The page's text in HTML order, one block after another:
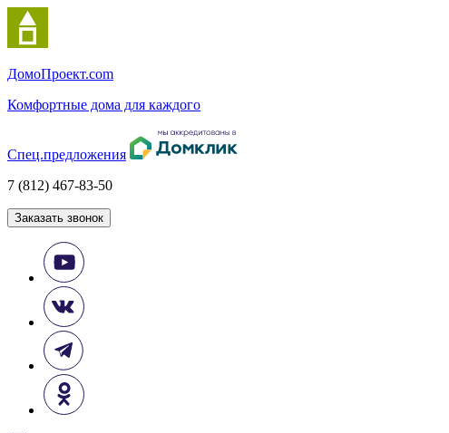
ДомоПроект.com
Комфортные дома для каждого
Спец.предложения
7 (812) 467-83-50
Заказать звонок